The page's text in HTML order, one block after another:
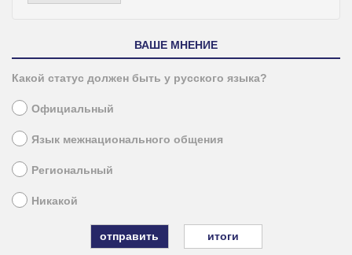
ВАШЕ МНЕНИЕ
Какой статус должен быть у русского языка?
Официальный
Язык межнационального общения
Региональный
Никакой
итоги